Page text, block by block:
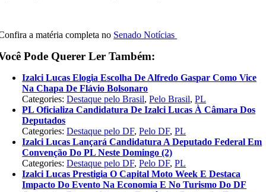
a matéria completa no Senado Notícias
Pode Querer Ler Também:
Izalci Lucas Elogia Escolha De Alfredo Gaspar Como Vice
Na Chapa De Flávio Bolsonaro
Categories:Destaque pelo Brasil,Pelo Brasil,PL
PL Oficializa Candidatura De Izalci Lucas À Câmara Dos
Deputados
Categories:Destaque pelo DF,Pelo DF,PL
Izalci Lucas Lançará Candidatura A Deputado Federal Em
Convenção Do PL Neste Domingo (2)
Categories:Destaque pelo DF,Pelo DF,PL
Izalci Lucas Prestigia O Capital Moto Week E Destaca
Impacto Do Evento Na Economia E No Turismo Do DF